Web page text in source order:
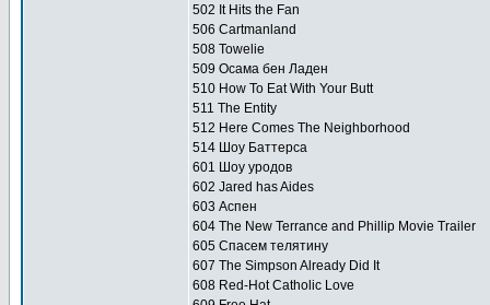
502 It Hits the Fan
506 Cartmanland
508 Towelie
509 Осама бен Ладен
510 How To Eat With Your Butt
511 The Entity
512 Here Comes The Neighborhood
514 Шоу Баттерса
601 Шоу уродов
602 Jared has Aides
603 Аспен
604 The New Terrance and Phillip Movie Trailer
605 Спасем телятину
607 The Simpson Already Did It
608 Red-Hot Catholic Love